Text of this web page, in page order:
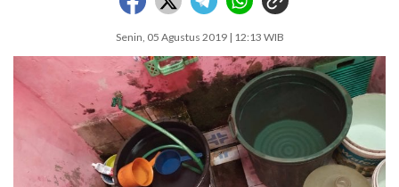
Senin, 05 Agustus 2019 | 12:13 WIB